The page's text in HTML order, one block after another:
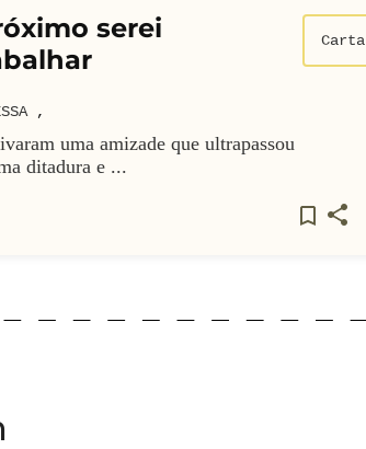
serei
Carta
,
uma amizade que ultrapassou
ditadura e ...